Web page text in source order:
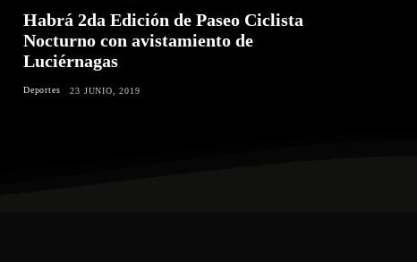
Habrá 2da Edición de Paseo Ciclista
Nocturno con avistamiento de
Luciérnagas
Deportes 23 JUNIO, 2019